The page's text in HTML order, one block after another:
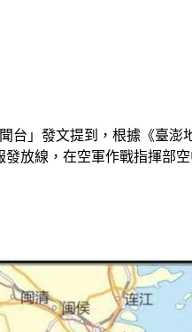
台」發文提到，根據《臺
放線，在空軍作戰指揮部